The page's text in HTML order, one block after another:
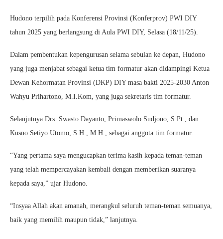
Hudono terpilih pada Konferensi Provinsi (Konferprov) PWI DIY
tahun 2025 yang berlangsung di Aula PWI DIY, Selasa (18/11/25).
Dalam pembentukan kepengurusan selama sebulan ke depan, Hudono
yang juga menjabat sebagai ketua tim formatur akan didampingi Ketua
Dewan Kehormatan Provinsi (DKP) DIY masa bakti 2025-2030 Anton
Wahyu Prihartono, M.I.Kom, yang juga sekretaris tim formatur.
Selanjutnya Drs. Swasto Dayanto, Primaswolo Sudjono, S.Pt., dan
Kusno Setiyo Utomo, S.H., M.H., sebagai anggota tim formatur.
“Yang pertama saya mengucapkan terima kasih kepada teman-teman
yang telah mempercayakan kembali dengan memberikan suaranya
kepada saya,” ujar Hudono.
“Insyaa Allah akan amanah, merangkul seluruh teman-teman semuanya,
baik yang memilih maupun tidak,” lanjutnya.